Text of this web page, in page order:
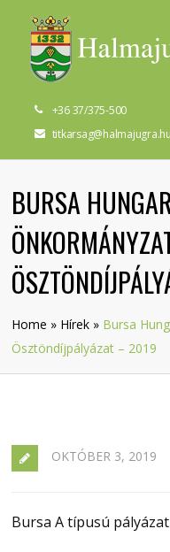
+36 37/375-500
BURSA
Home » Hírek » Bursa
Ösztöndíjpályázat – 2019
OKTÓBER 3, 2019
Bursa A típusú